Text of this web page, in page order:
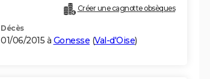
Créer une cagnotte obsèques
Décès
01/06/2015 à Gonesse (Val-d'Oise)